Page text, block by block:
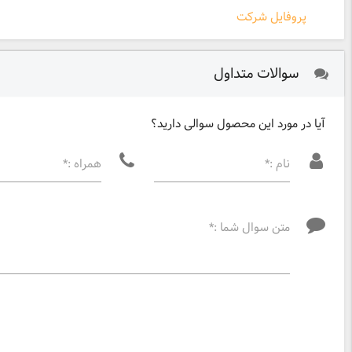
پروفایل شرکت
سوالات متداول
آیا در مورد این محصول سوالی دارید؟
نام :* همراه :*
متن سوال شما :*